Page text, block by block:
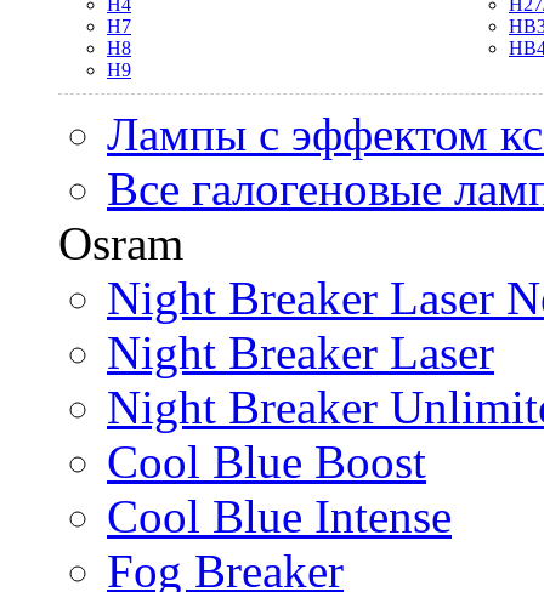
H4
H7
H8
H9
Лампы с эффектом
Все галогеновые
Osram
Night Breaker Laser
Night Breaker Laser
Night Breaker
Cool Blue Boost
Cool Blue Intense
Fog Breaker